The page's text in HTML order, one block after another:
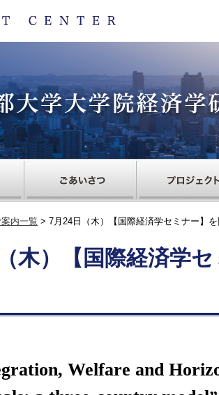
内一覧 > 7月24日（木）【国際経済学セミナー】
木）【国際経済学
Welfare and